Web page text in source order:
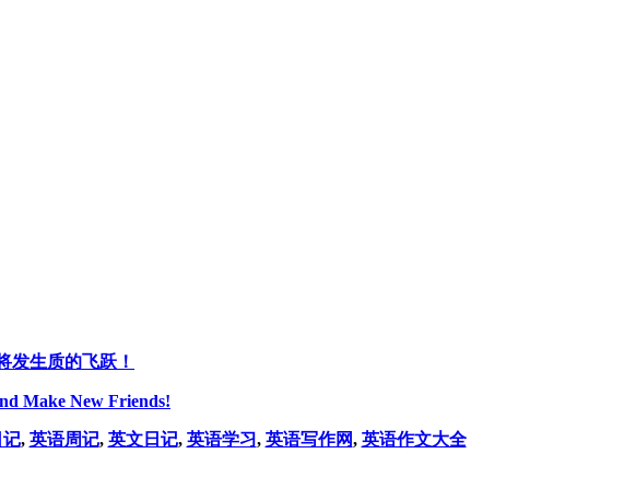
发生质的飞跃！
Make New Friends!
, 英语周记, 英文日记, 英语学习, 英语写作网, 英语作文大全